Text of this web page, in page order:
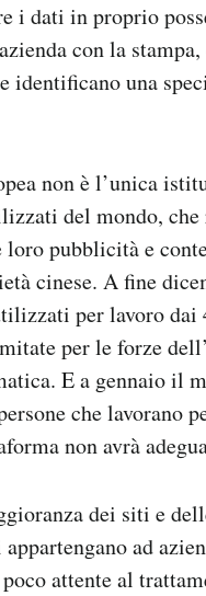
i dati in proprio
con la
identificano una
non è l’unica
del mondo,
loro pubblicità e
cinese. A fine
per lavoro dai
per le forze
E a gennaio il
che lavorano
non avrà
dei siti e
ad
poco attente al